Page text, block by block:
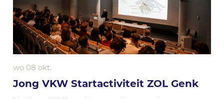
wo 08 okt.
Jong VKW Startactiviteit ZOL Genk